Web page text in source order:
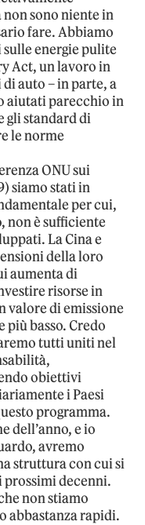
sono niente in
fare. Abbiamo
energie pulite
Act, un lavoro in
auto – in parte, a
aiutati parecchio in
gli standard di
le norme
ONU sui
siamo stati in
per cui,
non è sufficiente
La Cina e
della loro
aumenta di
risorse in
valore di emissione
basso. Credo
tutti uniti nel
obiettivi
i Paesi
programma.
dell’anno, e io
avremo
struttura con cui si
decenni.
non stiamo
abbastanza rapidi.